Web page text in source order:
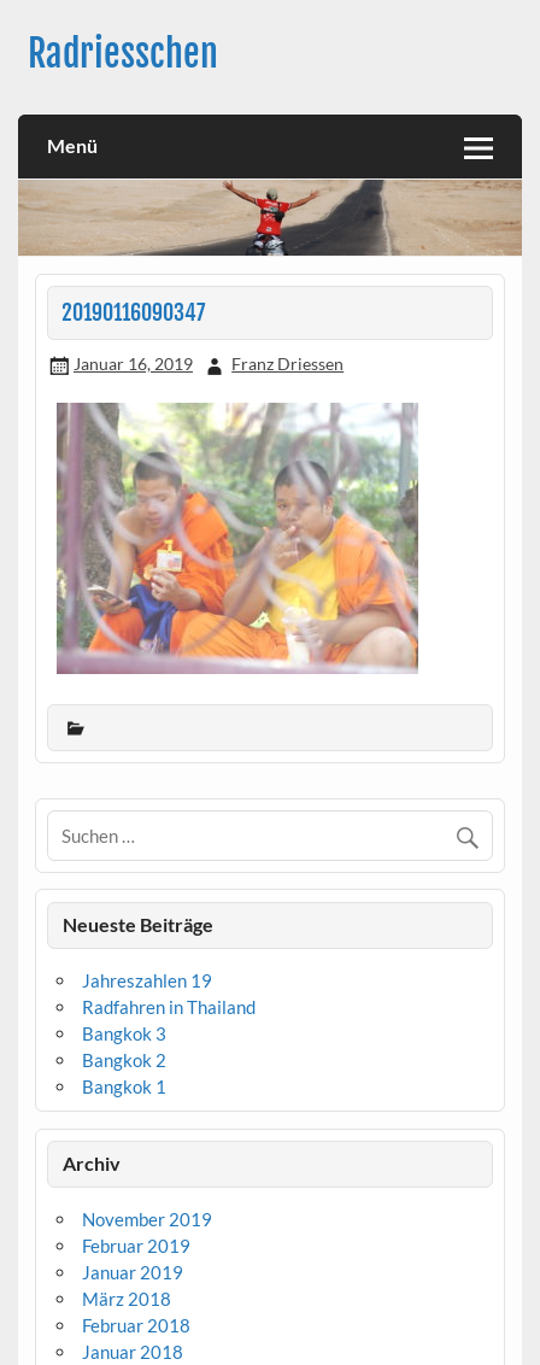
contentRadriesschen
Menü
20190116090347
Januar 16, 2019 Franz Driessen
Neueste Beiträge
Jahreszahlen 19
Radfahren in Thailand
Bangkok 3
Bangkok 2
Bangkok 1
Archiv
November 2019
Februar 2019
Januar 2019
März 2018
Februar 2018
Januar 2018